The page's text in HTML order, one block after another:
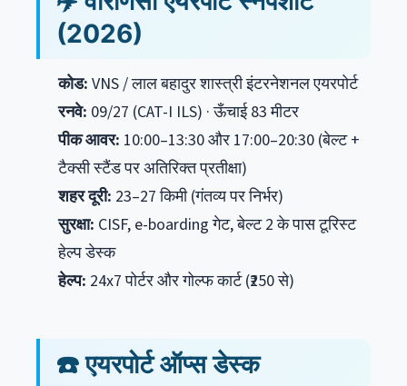
(2026)
कोड: VNS / लाल बहादुर शास्त्री इंटरनेशनल एयरपोर्ट
रनवे: 09/27 (CAT-I ILS) · ऊँचाई 83 मीटर
पीक आवर: 10:00–13:30 और 17:00–20:30 (बेल्ट +
टैक्सी स्टैंड पर अतिरिक्त प्रतीक्षा)
शहर दूरी: 23–27 किमी (गंतव्य पर निर्भर)
सुरक्षा: CISF, e-boarding गेट, बेल्ट 2 के पास टूरिस्ट
हेल्प डेस्क
हेल्प: 24x7 पोर्टर और गोल्फ कार्ट (₹250 से)
☎️ एयरपोर्ट ऑप्स डेस्क